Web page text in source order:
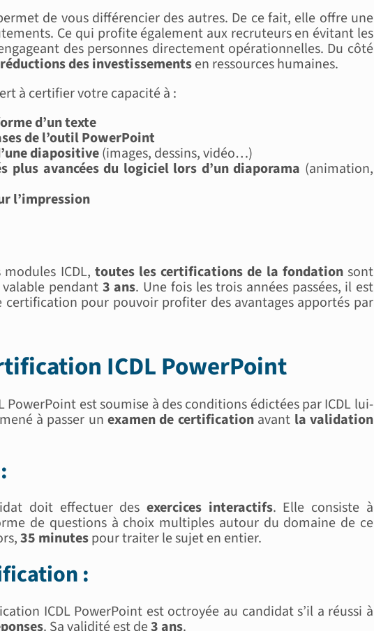
de vous différencier des autres. De ce fait, elle offre une
Ce qui profite également aux recruteurs en évitant les
des personnes directement opérationnelles. Du côté
réductions des investissementsen ressources humaines.
à certifier votre capacité à :
d’un texte
de l’outil PowerPoint
diapositive(images, dessins, vidéo…)
avancées du logiciel lors d’un diaporama (animation,
l’impression
ICDL, toutes les certifications de la fondationsont
pendant 3 ans. Une fois les trois années passées, il est
pour pouvoir profiter des avantages apportés par
ICDL PowerPoint
PowerPoint est soumise à des conditions édictées par ICDL lui-
à passer unexamen de certificationavant la validation
doit effectuer desexercices interactifs. Elle consiste à
de questions à choix multiples autour du domaine de ce
35 minutespour traiter le sujet en entier.
:
ICDL PowerPoint est octroyée au candidat s’il a réussi à
. Sa validité est de3 ans.